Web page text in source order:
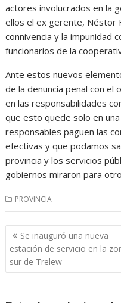
actores involucrados en la
ellos el ex gerente, Néstor
connivencia y la impunidad
funcionarios de la
Ante estos nuevos
de la denuncia penal con el
en las responsabilidades
que esto quede solo en
responsables paguen las
efectivas y que podamos
provincia y los servicios
gobiernos miraron para
PROVINCIA
Navegación
de
entradas
Se inauguró una nueva
estación de servicio en la
sur de Trelew